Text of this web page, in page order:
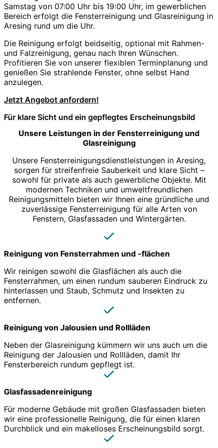
Samstag von 07:00 Uhr bis 19:00 Uhr, im gewerblichen
Bereich erfolgt die Fensterreinigung und Glasreinigung in
Aresing rund um die Uhr.
Die Reinigung erfolgt beidseitig, optional mit Rahmen-
und Falzreinigung, genau nach Ihren Wünschen.
Profitieren Sie von unserer flexiblen Terminplanung und
genießen Sie strahlende Fenster, ohne selbst Hand
anzulegen.
Jetzt Angebot anfordern!
Für klare Sicht und ein gepflegtes Erscheinungsbild
Unsere Leistungen in der Fensterreinigung und
Glasreinigung
Unsere Fensterreinigungsdienstleistungen in Aresing,
sorgen für streifenfreie Sauberkeit und klare Sicht –
sowohl für private als auch gewerbliche Objekte. Mit
modernen Techniken und umweltfreundlichen
Reinigungsmitteln bieten wir Ihnen eine gründliche und
zuverlässige Fensterreinigung für alle Arten von
Fenstern, Glasfassaden und Wintergärten.
Reinigung von Fensterrahmen und -flächen
Wir reinigen sowohl die Glasflächen als auch die
Fensterrahmen, um einen rundum sauberen Eindruck zu
hinterlassen und Staub, Schmutz und Insekten zu
entfernen.
Reinigung von Jalousien und Rollläden
Neben der Glasreinigung kümmern wir uns auch um die
Reinigung der Jalousien und Rollläden, damit Ihr
Fensterbereich rundum gepflegt ist.
Glasfassadenreinigung
Für moderne Gebäude mit großen Glasfassaden bieten
wir eine professionelle Reinigung, die für einen klaren
Durchblick und ein makelloses Erscheinungsbild sorgt.